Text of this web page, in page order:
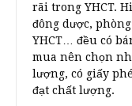
rãi trong YHCT.
đông dược,
YHCT… đều có
mua nên chọn
lượng, có giấy
đạt chất lượng.